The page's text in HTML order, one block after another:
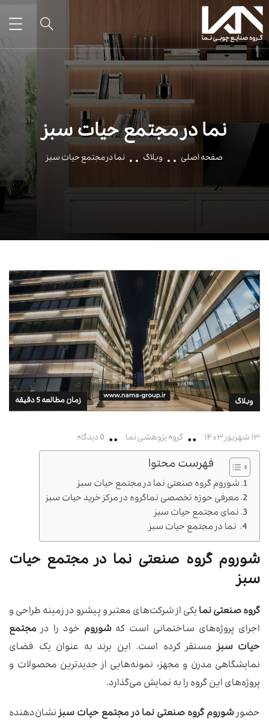
نما در مجتمع حیات سبز
صفحه اصلی وبلاگ نما در مجتمع حیات سبز
وبلاگ
۱۳ شهریور ۱۴۰۳ گروه پژوهشی نما 0 دیدگاه
فهرست محتوا
شوروم گروه صنعتی نما در مجتمع حیات سبز
معرفی حوزه تخصصی نماگروه در مرکز خرید حیات سبز
نمای مجتمع حیات سبز
نما در مجتمع حیات سبز
شوروم گروه صنعتی نما در مجتمع حیات
سبز
گروه صنعتی نمایکی از شرکت‌های معتبر و پیشرو در زمینه طراحی و
اجرای پروژه‌های ساختمانی است کهشوروم خود را در مجتمع
حیات سبزمستقر کرده است. این برند به عنوان یک فضای
نمایشگاهی مدرن و مجهز، نمونه‌هایی از جدیدترین محصولات و
پروژه‌های این گروه را به نمایش می‌گذارد.
حضورشوروم گروه صنعتی نما در مجتمع حیات سبزنشان‌دهنده
زمان مطالعه 5 دقیقه